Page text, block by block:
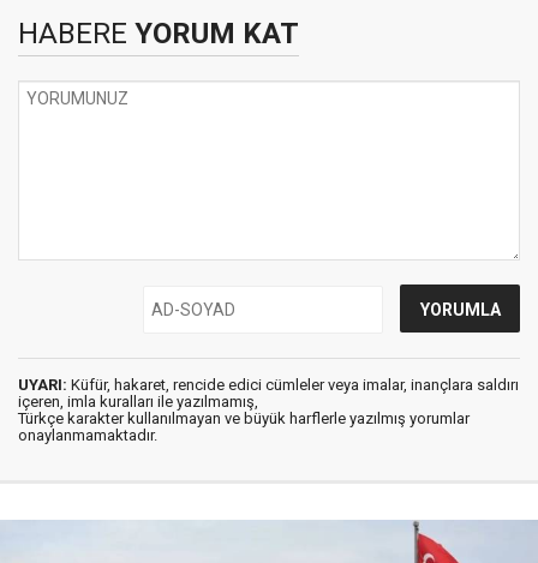
HABERE YORUM KAT
UYARI: Küfür, hakaret, rencide edici cümleler veya imalar, inançlara saldırı
içeren, imla kuralları ile yazılmamış,
Türkçe karakter kullanılmayan ve büyük harflerle yazılmış yorumlar
onaylanmamaktadır.